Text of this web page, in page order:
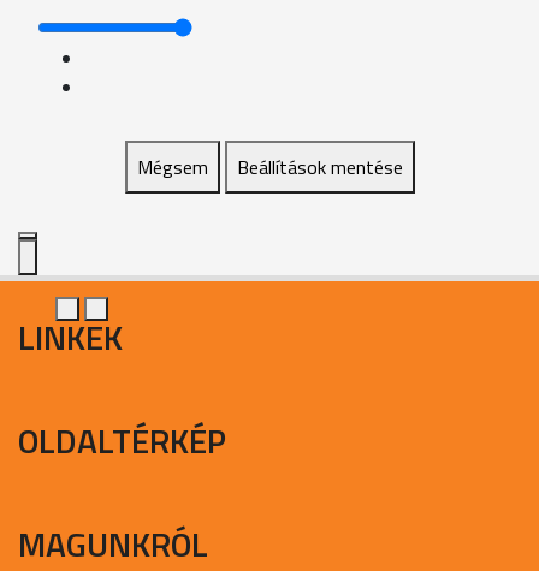
Mégsem Beállítások mentése
LINKEK
OLDALTÉRKÉP
MAGUNKRÓL